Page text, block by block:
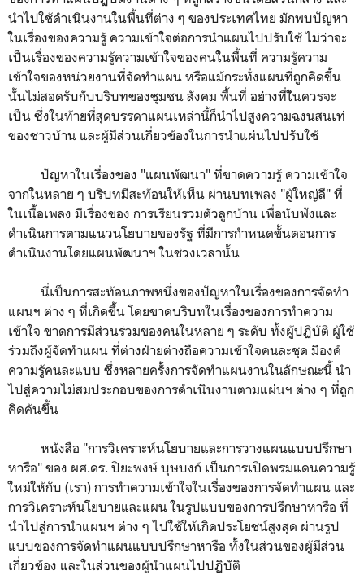
นำไปใช้ดำเนินงานในพื้นที่ต่าง ๆ ของประเทศไทย มักพบปัญหา
ในเรื่องของความรู้ ความเข้าใจต่อการนำแผนไปปรับใช้ ไม่ว่าจะ
เป็นเรื่องของความรู้ความเข้าใจของคนในพื้นที่ ความรู้ความ
เข้าใจของหน่วยงานที่จัดทำแผน หรือแม้กระทั่งแผนที่ถูกคิดขึ้น
นั้นไม่สอดรับกับบริบทของชุมชน สังคม พื้นที่ อย่างที่ใันควรจะ
เป็น ซึ่งในท้ายที่สุดบรรดาแผนเหล่านี้ก็นำไปสูงความฉงนสนเท่
ของชาวบ้าน และผู้มีส่วนเกี่ยวข้องในการนำแผ่นไปปรับใช้
ปัญหาในเรื่องของ "แผนพัฒนา" ที่ขาดความรู้ ความเข้าใจ
จากในหลาย ๆ บริบทมีสะท้อนให้เห็น ผ่านบทเพลง "ผู้ใหญ่ลี" ที่
ในเนื้อเพลง มีเรื่องของ การเรียนรวมตัวลูกบ้าน เพื่อนับฟังและ
ดำเนินการตามแนวนโยบายของรัฐ ที่มีการกำหนดขั้นตอนการ
ดำเนินงานโดยแผนพัฒนาฯ ในช่วงเวลานั้น
นี่เป็นการสะท้อนภาพหนึ่งของปัญหาในเรื่องของการจัดทำ
แผนฯ ต่าง ๆ ที่เกิดขึ้น โดยขาดบริบทในเรื่องของการทำความ
เข้าใจ ขาดการมีส่วนร่วมของคนในหลาย ๆ ระดับ ทั้งผู้ปฏิบัติ ผู้ใช้
ร่วมถึงผู้จัดทำแผน ที่ต่างฝ่ายต่างถือความเข้าใจคนละชุด มีองค์
ความรู้คนละแบบ ซึ่งหลายครั้งการจัดทำแผนงานในลักษณะนี้ นำ
ไปสู่ความไม่สมประกอบของการดำเนินงานตามแผ่นฯ ต่าง ๆ ที่ถูก
คิดค้นขึ้น
หนังสือ "การวิเคราะห์นโยบายและการวางแผนแบบปรึกษา
หารือ" ของ ผศ.ดร. ปิยะพงษ์ บุษบงก์ เป็นการเปิดพรมแดนความรู้
ใหม่ให้กับ (เรา) การทำความเข้าใจในเรื่องของการจัดทำแผน และ
การวิเคราะห์นโยบายและแผน ในรูปแบบของการปรึกษาหารือ ที่
นำไปสู่การนำแผนฯ ต่าง ๆ ไปใช้ให้เกิดประโยชน์สูงสุด ผ่านรูป
แบบของการจัดทำแผนแบบปรึกษาหารือ ทั้งในส่วนของผู้มีส่วน
เกี่ยวข้อง และในส่วนของผู้นำแผนไปปฏิบัติ